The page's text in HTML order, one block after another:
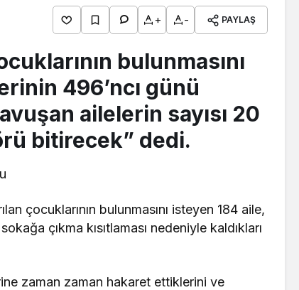
+ - PAYLAŞ
bulunmasını
496’ncı günü
ailelerin sayısı 20
bitirecek” dedi.
çocuklarının bulunmasını isteyen 184 aile,
çıkma kısıtlaması nedeniyle kaldıkları
zaman zaman hakaret ettiklerini ve